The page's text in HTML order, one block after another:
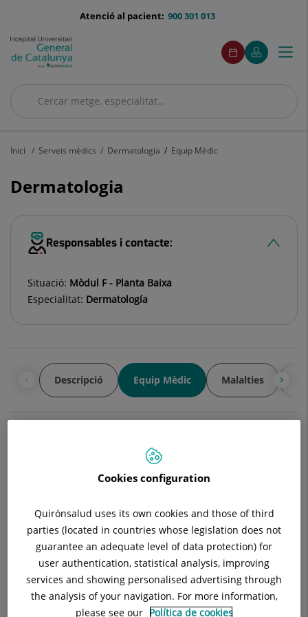
menu-
900 301 013
Atenció al pacient:
Cercar
Cercar
menuAcceso
Demaneu
cita
Aquest
enllaç
s'obrirà
una
El
meu
Aquest
enllaç
s'obrirà
una
finestra
Menú
Inici Serveis mèdics Dermatologia Equip Mèdic
Dermatologia
Responsables i contacte:
Situació: Mòdul F - Planta Baixa
Especialitat: Dermatología
Descripció Equip Mèdic Malalties
CAP/A DE SERVEI
Dermatologia medicoquirúrgica i
venereologia
Veure Fitxa Solicitar cita
Cookies configuration
Quirónsalud uses its own cookies and those of third
parties (located in countries whose legislation does not
guarantee an adequate level of data protection) for
user authentication, statistical analysis, improving
services and showing personalised advertising through
the analysis of your navigation. For more information,
please see our Política de cookies